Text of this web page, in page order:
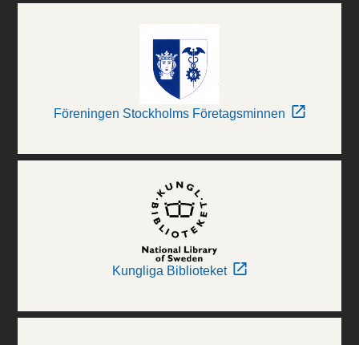
Föreningen Stockholms Företagsminnen
Kungliga Biblioteket